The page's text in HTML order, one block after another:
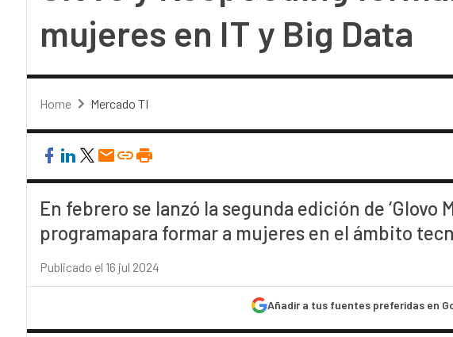
mujeres en IT y Big Data
Home Mercado TI
En febrero se lanzó la segunda edición de ‘Glovo
programapara formar a mujeres en el ámbito
Publicado el 16 jul 2024
Añadir a tus fuentes preferidas en